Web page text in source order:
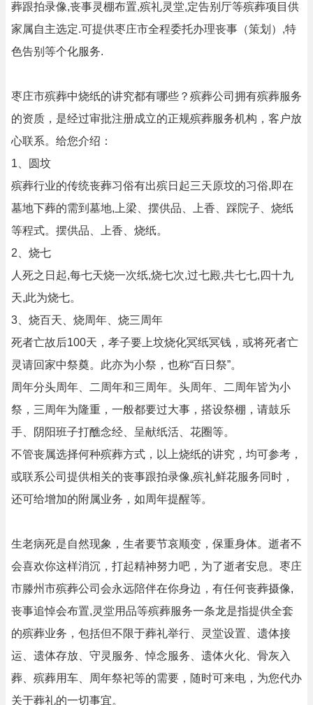
葬跟拍录像,丧事灵棚布置,殡礼灵堂,定告别厅等殡葬项目供
家属自主选定.可提供枣庄市全程委托办理丧事（策划）,特
色告别等个化服务.
枣庄市殡葬中烧纸的讲究都有哪些？殡葬公司拥有殡葬服务
的资质，是经过审批注册成立的正规殡葬服务机构，客户放
心联系。给您介绍：
1、圆坟
殡葬行业的传统丧葬习俗有出殡日起三天原坟的习俗,即在
墓地下葬的需到墓地,上梁、摆供品、上香、踩院子、烧纸
等程式。摆供品、上香、烧纸。
2、烧七
人死之日起,每七天烧一次纸,烧七次,过七殿,共七七,四十九
天,此为烧七。
3、烧百天、烧周年、烧三周年
死者亡故后100天，孝子要上坟烧化冥纸冥钱，或将死者亡
灵请回家中祭奠。此亦为小祭，也称“百日祭”。
周年分头周年、二周年和三周年。头周年、二周年皆为小
祭，三周年为隆重，一般都要过大事，搭设祭棚，请鼓乐
手、阴阳班子打醮念经、呈献纸活、花圈等。
不管丧属选择何种殡葬方式，以上烧纸的讲究，均可参考，
或联系公司提供相关的丧事跟拍录像,殡礼鲜花服务同时，
还可给增加的附属业务，如周年提醒等。
生老病死是自然现象，生者要节哀顺变，保重身体。逝者不
会喜欢你这样消沉，打起精神努力吧，为了逝者安息。枣庄
市滕州市殡葬公司会永远陪伴在你身边，有任何丧葬摄像,
丧事追悼会布置,灵堂用品等殡葬服务一条龙是指提供全套
的殡葬业务，包括但不限于葬礼举行、灵堂设置、遗体接
运、遗体存放、守灵服务、悼念服务、遗体火化、骨灰入
葬、殡葬用车、周年祭祀等的需要，随时可来电，为您代办
关于葬礼的一切事宜。